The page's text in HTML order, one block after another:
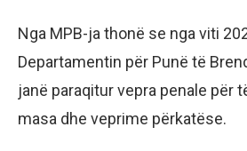
Nga MPB-ja thonë se nga viti
Departamentin për Punë të
janë paraqitur vepra penale për
masa dhe veprime përkatëse.